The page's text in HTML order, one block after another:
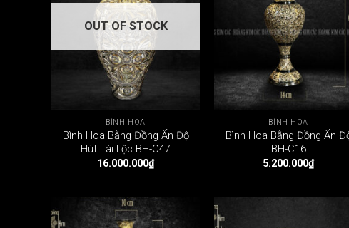
OUT OF STOCK
BÌNH HOA
Bình Hoa Bằng Đồng Ấn Độ
Hút Tài Lộc BH-C47
16.000.000₫
BÌNH HOA
Bình Hoa Bằng Đồng Ấn
BH-C16
5.200.000₫